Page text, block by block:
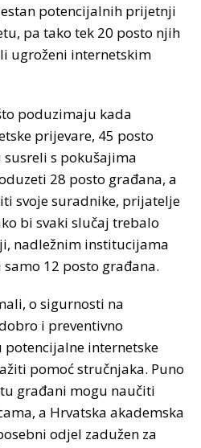
potencijalnih prijetnji
pa tako tek 20 posto njih
ugroženi internetskim
poduzimaju kada
prijevare, 45 posto
s pokušajima
28 posto građana, a
svoje suradnike, prijatelje
bi svaki slučaj trebalo
nadležnim institucijama
12 posto građana.
o sigurnosti na
i preventivno
internetske
pomoć stručnjaka. Puno
građani mogu naučiti
a Hrvatska akademska
odjel zadužen za